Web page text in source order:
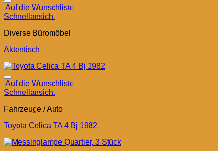
Auf die Wunschliste
Schnellansicht
Diverse Büromöbel
Aktentisch
Auf die Wunschliste
Schnellansicht
Fahrzeuge / Auto
Toyota Celica TA 4 Bj 1982